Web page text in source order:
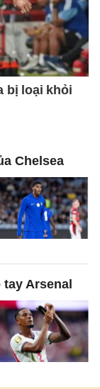
Chelsea
Arsenal